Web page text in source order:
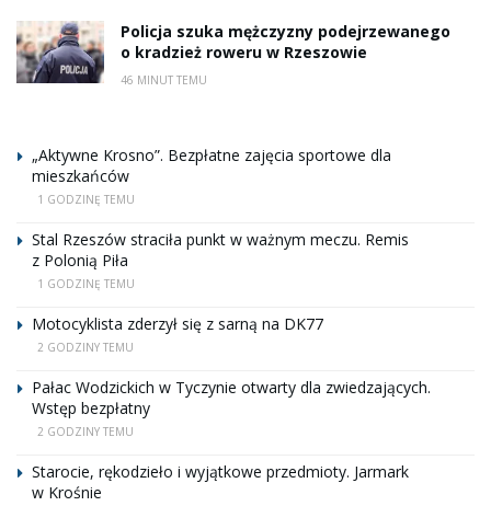
Policja szuka mężczyzny podejrzewanego
o kradzież roweru w Rzeszowie
46 MINUT TEMU
„Aktywne Krosno”. Bezpłatne zajęcia sportowe dla
mieszkańców
1 GODZINĘ TEMU
Stal Rzeszów straciła punkt w ważnym meczu. Remis
z Polonią Piła
1 GODZINĘ TEMU
Motocyklista zderzył się z sarną na DK77
2 GODZINY TEMU
Pałac Wodzickich w Tyczynie otwarty dla zwiedzających.
Wstęp bezpłatny
2 GODZINY TEMU
Starocie, rękodzieło i wyjątkowe przedmioty. Jarmark
w Krośnie